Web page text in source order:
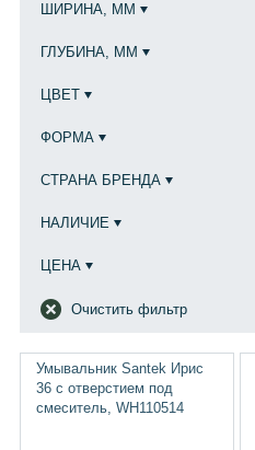
ШИРИНА, ММ
ГЛУБИНА, ММ
ЦВЕТ
ФОРМА
СТРАНА БРЕНДА
НАЛИЧИЕ
ЦЕНА
Очистить фильтр
Умывальник Santek Ирис
36 с отверстием под
смеситель, WH110514